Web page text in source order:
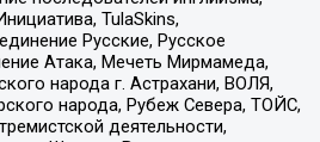
TulaSkins,
Русские, Русское
Атака, Мечеть Мирмамеда,
народа г. Астрахани, ВОЛЯ,
народа, Рубеж Севера, ТОЙС,
деятельности,